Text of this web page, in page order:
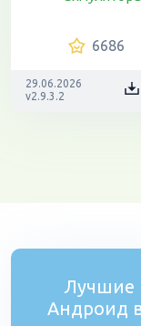
6686
29.06.2026
v2.9.3.2
Лучшие
Андроид